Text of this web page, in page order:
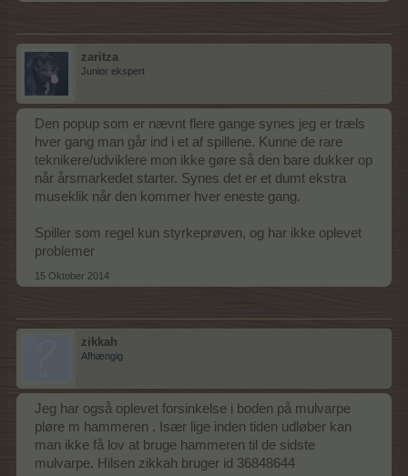
zaritza
Junior ekspert
Den popup som er nævnt flere gange synes jeg er træls
hver gang man går ind i et af spillene. Kunne de rare
teknikere/udviklere mon ikke gøre så den bare dukker op
når årsmarkedet starter. Synes det er et dumt ekstra
museklik når den kommer hver eneste gang.
Spiller som regel kun styrkeprøven, og har ikke oplevet
problemer
15 Oktober 2014
zikkah
Afhængig
Jeg har også oplevet forsinkelse i boden på mulvarpe
pløre m hammeren . Især lige inden tiden udløber kan
man ikke få lov at bruge hammeren til de sidste
mulvarpe. Hilsen zikkah bruger id 36848644